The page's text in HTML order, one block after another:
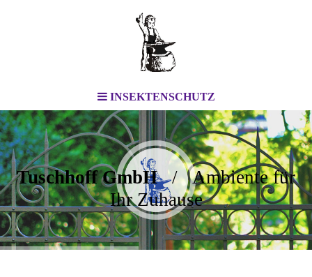
INSEKTENSCHUTZ
Tuschhoff GmbH/ Ambiente für
Ihr Zuhause